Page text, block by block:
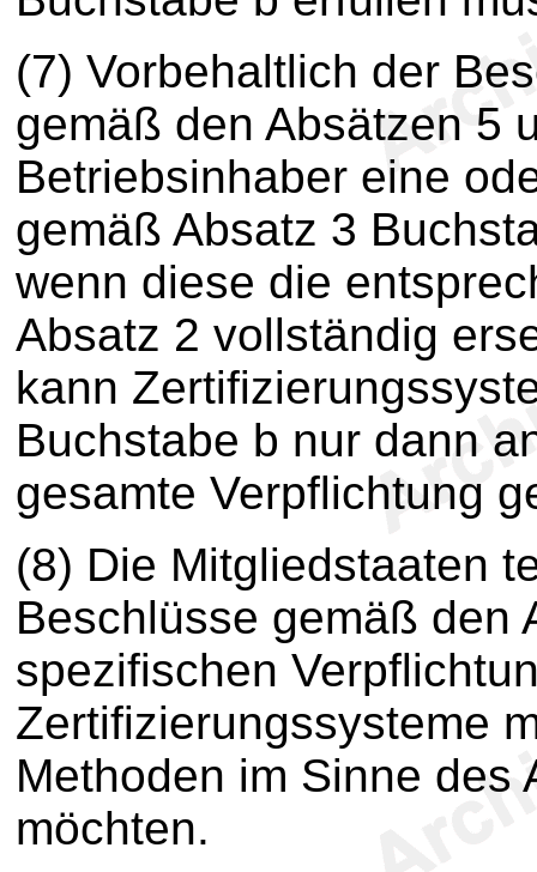
(7) Vorbehaltlich der
gemäß den Absätzen 5
Betriebsinhaber eine
gemäß Absatz 3
wenn diese die
Absatz 2 vollständig
kann
Buchstabe b nur dann
gesamte Verpflichtung
(8) Die Mitgliedstaaten
Beschlüsse gemäß den
spezifischen
Zertifizierungssysteme
Methoden im Sinne des
möchten.